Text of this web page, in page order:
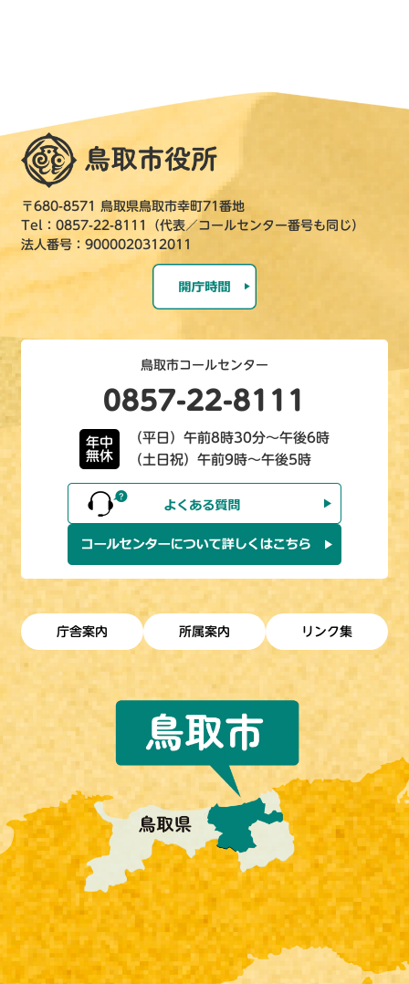
〒680-8571 鳥取県鳥取市幸町71番地
Tel：0857-22-8111（代表／コールセンター番号も同じ）
法人番号：9000020312011
鳥取市コールセンター
0857-22-8111
年中
無休
（平日）午前8時30分～午後6時
（土日祝）午前9時～午後5時
庁舎案内 所属案内 リンク集